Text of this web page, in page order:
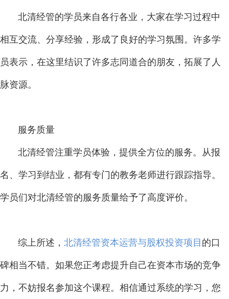
北清经管的学员来自各行各业，大家在学习过程中
相互交流、分享经验，形成了良好的学习氛围。许多学
员表示，在这里结识了许多志同道合的朋友，拓展了人
脉资源。
服务质量
北清经管注重学员体验，提供全方位的服务。从报
名、学习到结业，都有专门的教务老师进行跟踪指导。
学员们对北清经管的服务质量给予了高度评价。
综上所述，北清经管资本运营与股权投资项目 的口
碑相当不错。如果您正考虑提升自己在资本市场的竞争
力，不妨报名参加这个课程。相信通过系统的学习，您